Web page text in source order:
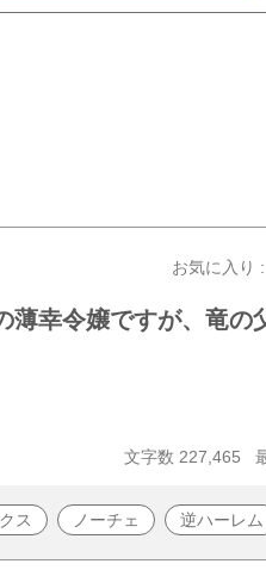
お気に入り
薄幸令嬢ですが、竜の
文字数 227,465
ス ノーチェ 逆ハーレム